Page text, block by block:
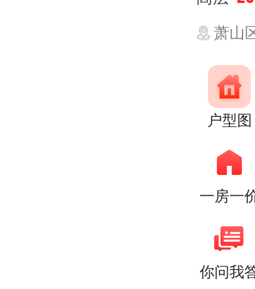
萧山
户型图
一房一
你问我